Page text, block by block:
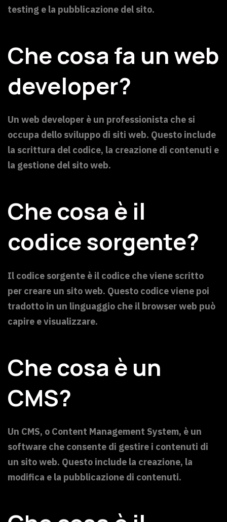
testing e la pubblicazione del sito.
Che cosa fa un web
developer?
Un web developer è un professionista che si
occupa dello sviluppo di siti web. Questo include
la scrittura del codice, la creazione di contenuti e
la gestione del sito web.
Che cosa è il
codice sorgente?
Il codice sorgente è il codice che viene scritto
per creare un sito web. Questo codice viene poi
tradotto in un linguaggio che il browser web può
capire e visualizzare.
Che cosa è un
CMS?
Un CMS, o Content Management System, è un
software che consente di gestire i contenuti di
un sito web. Questo include la creazione, la
modifica e la pubblicazione di contenuti.